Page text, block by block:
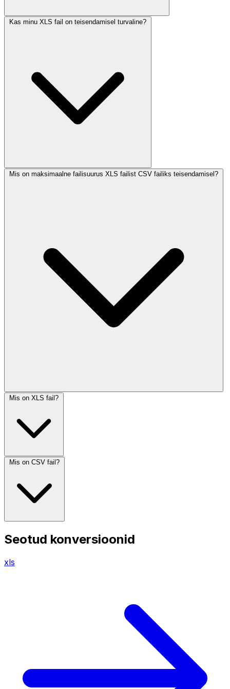
Kas minu XLS fail on teisendamisel turvaline?
Mis on maksimaalne failisuurus XLS failist CSV failiks teisendamisel?
Mis on XLS fail?
Mis on CSV fail?
Seotud konversioonid
xls